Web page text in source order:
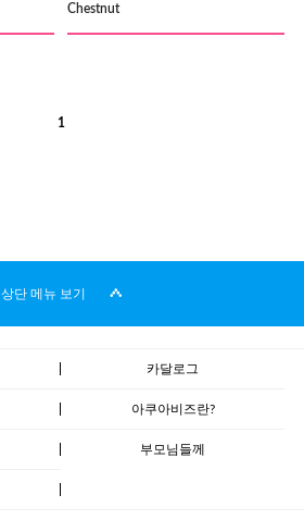
Chestnut
1
상단 메뉴 보기
카달로그
아쿠아비즈란?
부모님들께